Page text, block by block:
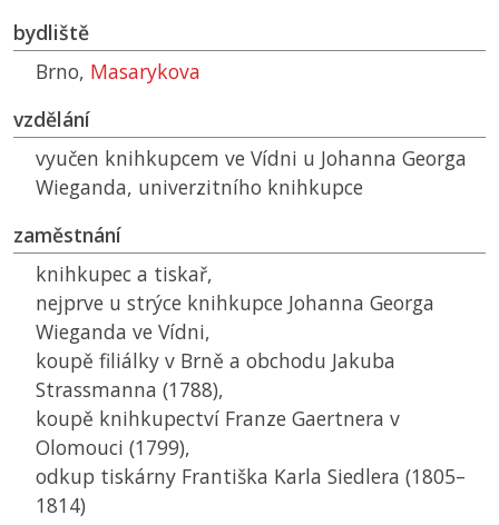
bydliště
Brno, Masarykova
vzdělání
vyučen knihkupcem ve Vídni u Johanna Georga
Wieganda, univerzitního knihkupce
zaměstnání
knihkupec a tiskař,
nejprve u strýce knihkupce Johanna Georga
Wieganda ve Vídni,
koupě filiálky v Brně a obchodu Jakuba
Strassmanna (1788),
koupě knihkupectví Franze Gaertnera v
Olomouci (1799),
odkup tiskárny Františka Karla Siedlera (1805–
1814)